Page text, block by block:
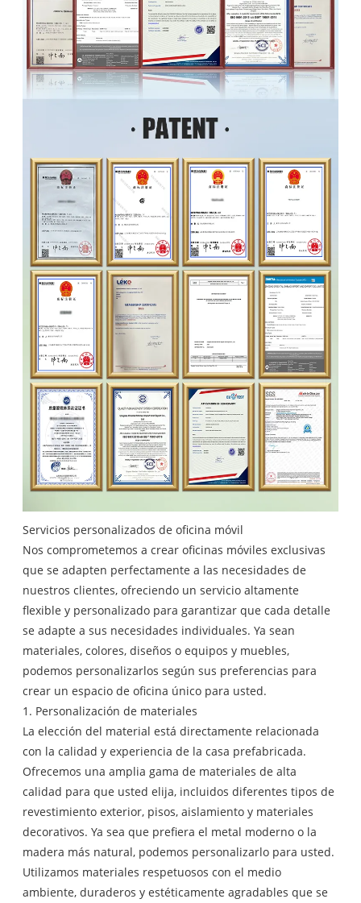
Servicios personalizados de oficina móvil
Nos comprometemos a crear oficinas móviles exclusivas
que se adapten perfectamente a las necesidades de
nuestros clientes, ofreciendo un servicio altamente
flexible y personalizado para garantizar que cada detalle
se adapte a sus necesidades individuales. Ya sean
materiales, colores, diseños o equipos y muebles,
podemos personalizarlos según sus preferencias para
crear un espacio de oficina único para usted.
1. Personalización de materiales
La elección del material está directamente relacionada
con la calidad y experiencia de la casa prefabricada.
Ofrecemos una amplia gama de materiales de alta
calidad para que usted elija, incluidos diferentes tipos de
revestimiento exterior, pisos, aislamiento y materiales
decorativos. Ya sea que prefiera el metal moderno o la
madera más natural, podemos personalizarlo para usted.
Utilizamos materiales respetuosos con el medio
ambiente, duraderos y estéticamente agradables que se